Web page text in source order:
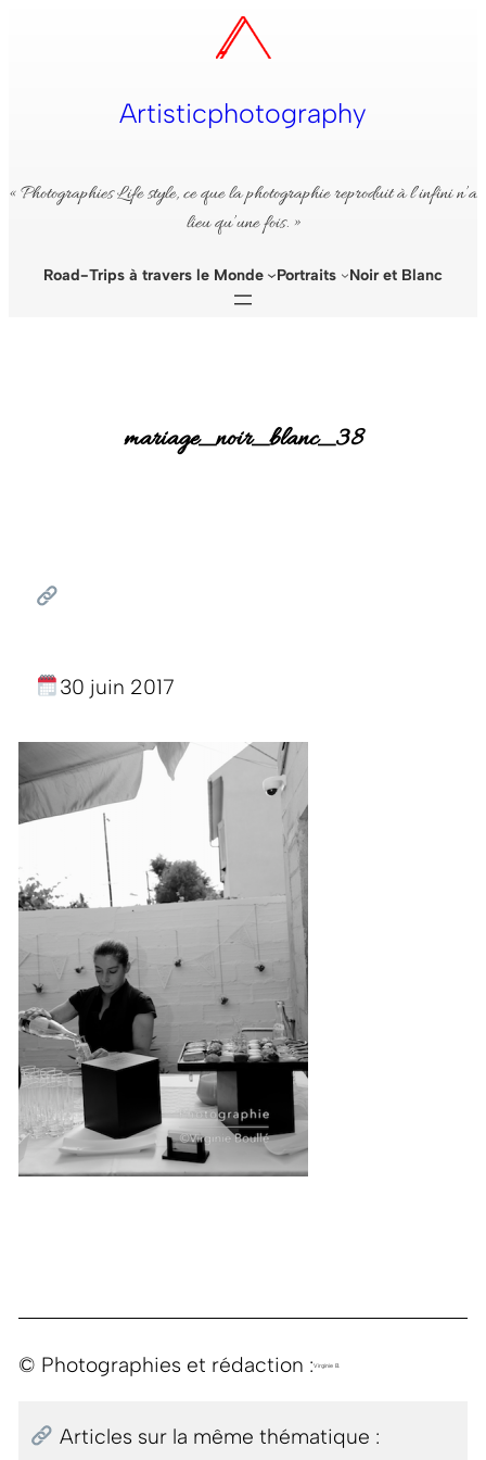
Artisticphotography
« Photographies Life style, ce que la photographie reproduit à l’infini n’a
lieu qu’une fois. »
Road-Trips à travers le Monde Portraits Noir et Blanc
mariage_noir_blanc_38
30 juin 2017
© Photographies et rédaction :Virginie B.
Articles sur la même thématique :